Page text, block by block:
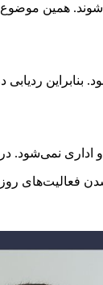
همین
نمی‌شود.
شدن فعالیت‌های